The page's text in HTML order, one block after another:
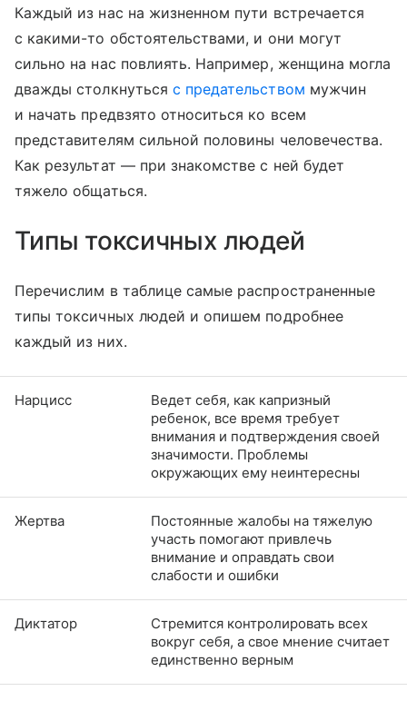
Каждый из нас на жизненном пути встречается
с какими-то обстоятельствами, и они могут
сильно на нас повлиять. Например, женщина могла
дважды столкнуться с предательством мужчин
и начать предвзято относиться ко всем
представителям сильной половины человечества.
Как результат — при знакомстве с ней будет
тяжело общаться.
Типы токсичных людей
Перечислим в таблице самые распространенные
типы токсичных людей и опишем подробнее
каждый из них.
Нарцисс
Ведет себя, как капризный
ребенок, все время требует
внимания и подтверждения своей
значимости. Проблемы
окружающих ему неинтересны
Жертва
Постоянные жалобы на тяжелую
участь помогают привлечь
внимание и оправдать свои
слабости и ошибки
Диктатор
Стремится контролировать всех
вокруг себя, а свое мнение считает
единственно верным